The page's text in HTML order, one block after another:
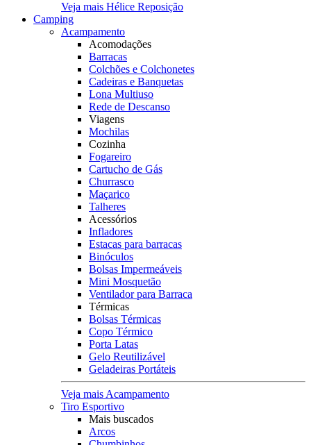
Veja mais Hélice Reposição
Camping
Acampamento
Acomodações
Barracas
Colchões e Colchonetes
Cadeiras e Banquetas
Lona Multiuso
Rede de Descanso
Viagens
Mochilas
Cozinha
Fogareiro
Cartucho de Gás
Churrasco
Maçarico
Talheres
Acessórios
Infladores
Estacas para barracas
Binóculos
Bolsas Impermeáveis
Mini Mosquetão
Ventilador para Barraca
Térmicas
Bolsas Térmicas
Copo Térmico
Porta Latas
Gelo Reutilizável
Geladeiras Portáteis
Veja mais Acampamento
Tiro Esportivo
Mais buscados
Arcos